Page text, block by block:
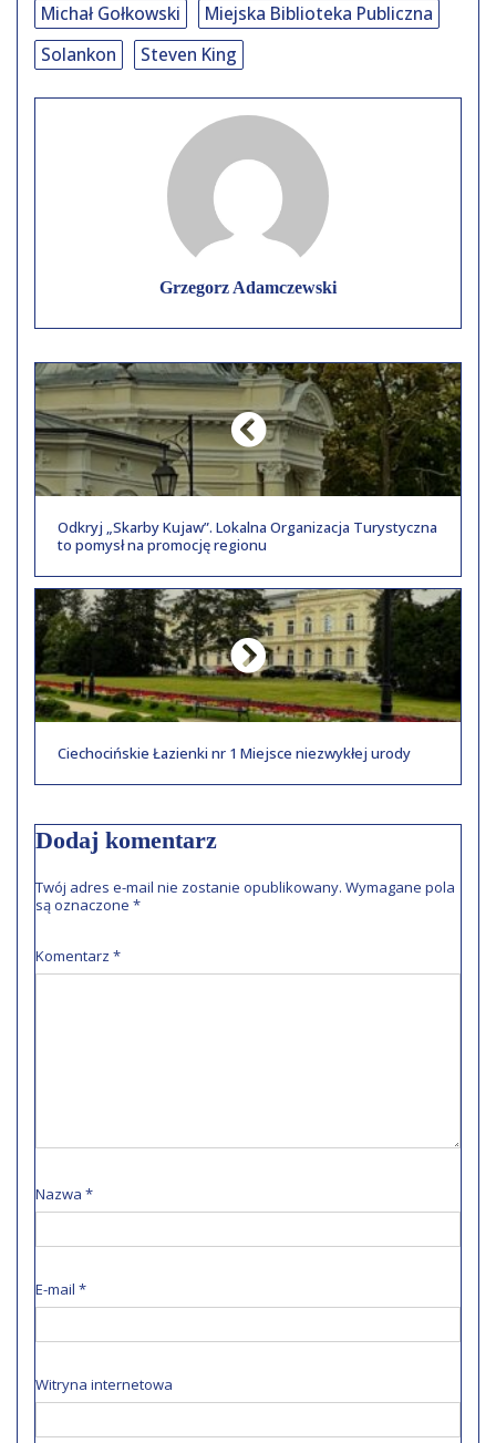
Michał Gołkowski
Miejska Biblioteka Publiczna
Solankon
Steven King
Grzegorz Adamczewski
Odkryj „Skarby Kujaw”. Lokalna Organizacja Turystyczna
to pomysł na promocję regionu
Ciechocińskie Łazienki nr 1 Miejsce niezwykłej urody
Dodaj komentarz
Twój adres e-mail nie zostanie opublikowany. Wymagane pola
są oznaczone *
Komentarz *
Nazwa *
E-mail *
Witryna internetowa